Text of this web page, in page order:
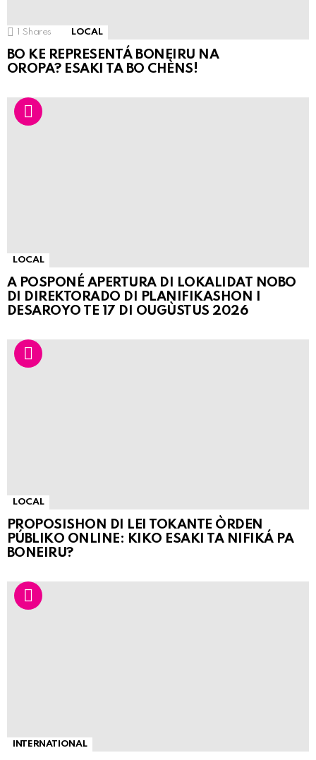
Shares LOCAL
BO KE REPRESENTÁ BONEIRU NA
OROPA? ESAKI TA BO CHÈNS!
LOCAL
A POSPONÉ APERTURA DI LOKALIDAT NOBO
DI DIREKTORADO DI PLANIFIKASHON I
DESAROYO TE 17 DI OUGÙSTUS 2026
LOCAL
PROPOSISHON DI LEI TOKANTE ÒRDEN
PÚBLIKO ONLINE: KIKO ESAKI TA NIFIKÁ PA
BONEIRU?
INTERNATIONAL